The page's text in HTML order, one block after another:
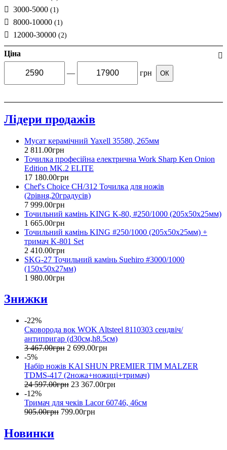
3000-5000 (1)
8000-10000 (1)
12000-30000 (2)
Ціна
— грн ОК
Лідери продажів
Мусат керамічний Yaxell 35580, 265мм
2 811 .00грн
Точилка професійна електрична Work Sharp Ken Onion
Edition MK.2 ELITE
17 180.00грн
Chef's Choice CH/312 Точилка для ножів
(2рівня,20градусів)
7 999.00грн
Точильний камінь KING K-80, #250/1000 (205x50x25мм)
1 665.00грн
Точильний камінь KING #250/1000 (205x50x25мм) +
тримач K-801 Set
2 410.00грн
SKG-27 Точильний камінь Suehiro #3000/1000
(150х50х27мм)
1 980.00грн
Знижки
-22%
Сковорода вок WOK Altsteel 8110303 сендвіч/
антипригар (d30см,h8.5см)
3 467.00грн 2 699.00грн
-5%
Набір ножів KAI SHUN PREMIER TIM MALZER
TDMS-417 (2ножа+ножиці+тримач)
24 597.00грн 23 367.00грн
-12%
Тримач для чеків Lacor 60746, 46см
905.00грн 799.00грн
Новинки